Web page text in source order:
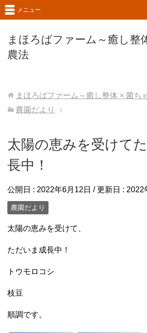
まほろばファーム～癒し整
農法
メニュー
まほろばファーム～癒し整体 × 菌ち
農園だより
太陽の恵みを受けて
長中！
公開日 : 2022年6月12日 / 更新日 : 2022
農園だより
太陽の恵みを受けて、
ただいま成長中！
トウモロコシ
枝豆
順調です。